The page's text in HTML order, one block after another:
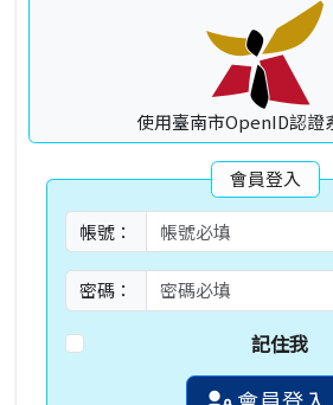
使用臺南市OpenID認證
會員登入
帳號：
密碼：
記住我